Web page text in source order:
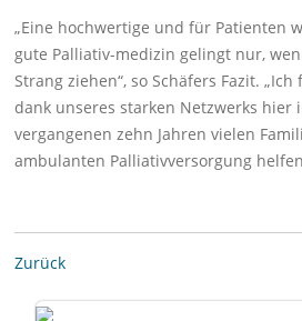
„Eine hochwertige und für Patienten
gute Palliativ-medizin gelingt nur,
Strang ziehen“, so Schäfers Fazit.
dank unseres starken Netzwerks hier
vergangenen zehn Jahren vielen
ambulanten Palliativversorgung
Zurück